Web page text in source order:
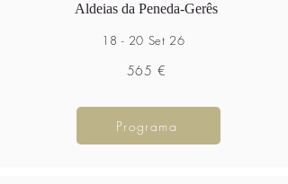
Aldeias da Peneda-Gerês
18 - 20 Set 26
565 €
Programa